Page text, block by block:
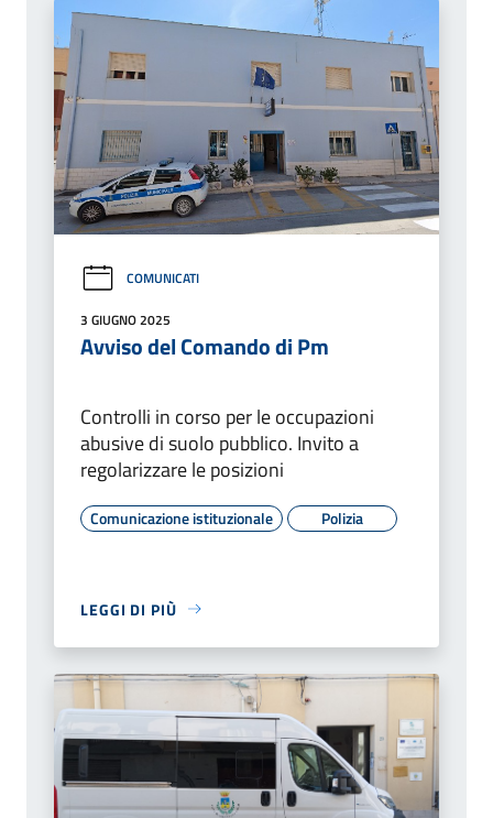
COMUNICATI
3 GIUGNO 2025
Avviso del Comando di Pm
Controlli in corso per le occupazioni
abusive di suolo pubblico. Invito a
regolarizzare le posizioni
Comunicazione istituzionale Polizia
LEGGI DI PIÙ